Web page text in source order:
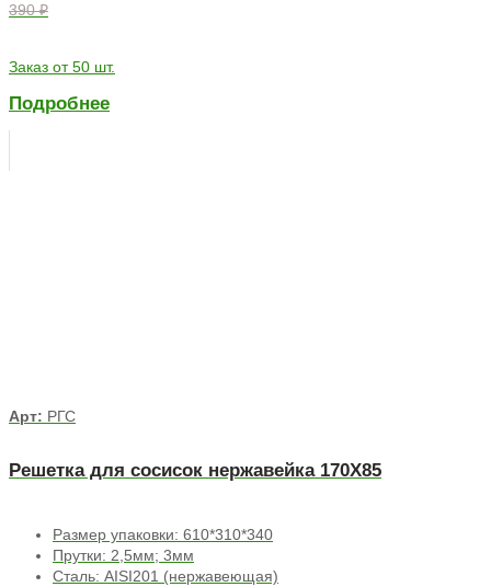
390 ₽
Заказ от 50 шт.
Подробнее
Арт: РГС
Решетка для сосисок нержавейка 170Х85
Размер упаковки: 610*310*340
Прутки: 2,5мм; 3мм
Сталь: AISI201 (нержавеющая)